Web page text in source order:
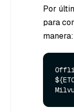
Por
para
manera: